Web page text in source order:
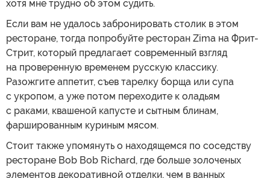
хотя мне трудно об этом судить.
Если вам не удалось забронировать столик в этом
ресторане, тогда попробуйте ресторан Zima на Фрит-
Стрит, который предлагает современный взгляд
на проверенную временем русскую классику.
Разожгите аппетит, съев тарелку борща или супа
с укропом, а уже потом переходите к оладьям
с раками, квашеной капусте и сытным блинам,
фаршированным куриным мясом.
Стоит также упомянуть о находящемся по соседству
ресторане Bob Bob Richard, где больше золоченых
элементов декоративной отделки, чем в ванных